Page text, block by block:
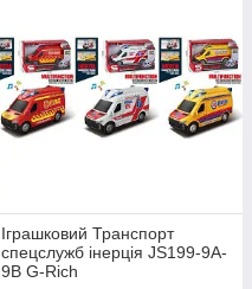
Іграшковий Транспорт
спецслужб інерція JS199-9A-
9B G-Rich